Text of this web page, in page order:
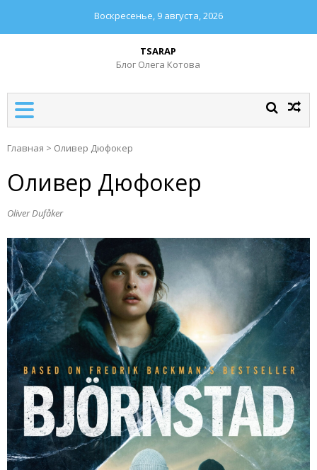
Воскресенье, 9 августа, 2026
TSARAP
Блог Олега Котова
Главная > Оливер Дюфокер
Оливер Дюфокер
Oliver Dufåker